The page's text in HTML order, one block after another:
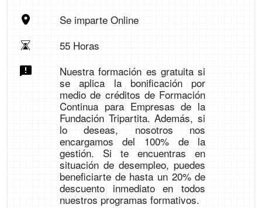
Se imparte Online
55 Horas
Nuestra formación es gratuita si
se aplica la bonificación por
medio de créditos de Formación
Continua para Empresas de la
Fundación Tripartita. Además, si
lo deseas, nosotros nos
encargamos del 100% de la
gestión. Si te encuentras en
situación de desempleo, puedes
beneficiarte de hasta un 20% de
descuento inmediato en todos
nuestros programas formativos.